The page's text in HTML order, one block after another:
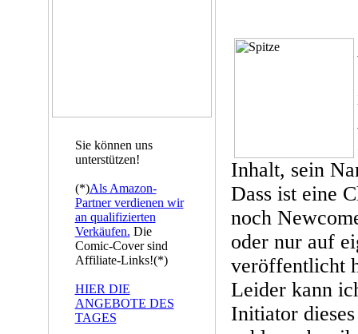
Sie können uns
unterstützen!
(*)Als Amazon-
Partner verdienen wir
an qualifizierten
Verkäufen. Die
Comic-Cover sind
Affiliate-Links!(*)
HIER DIE
ANGEBOTE DES
TAGES
Inhalt, sein
Dass ist eine
noch
oder nur auf
veröffentlicht
Leider kann
Initiator